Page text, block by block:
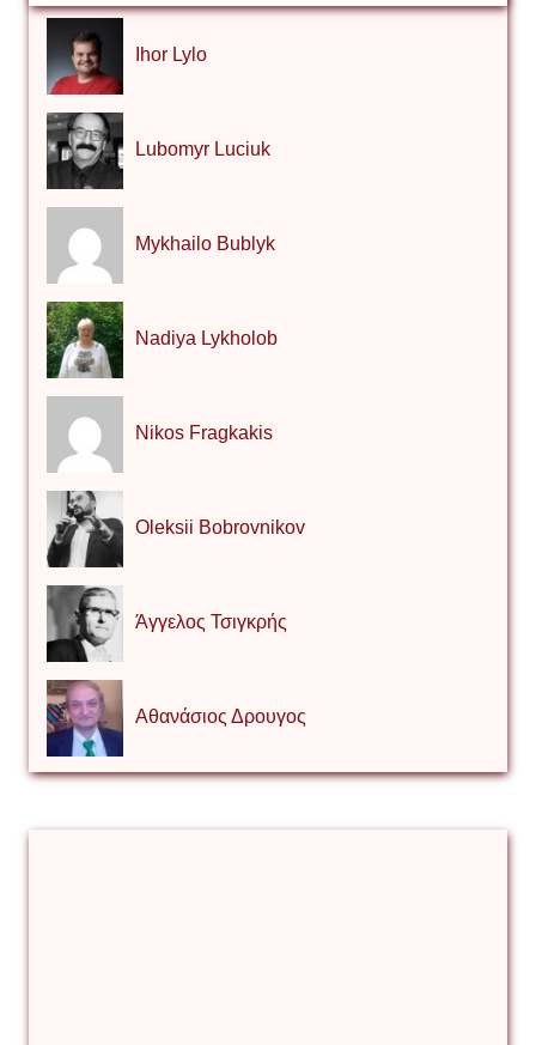
Ihor Lylo
Lubomyr Luciuk
Mykhailo Bublyk
Nadiya Lykholob
Nikos Fragkakis
Oleksii Bobrovnikov
Άγγελος Τσιγκρής
Αθανάσιος Δρουγος